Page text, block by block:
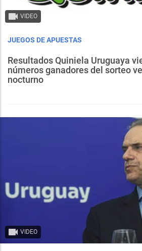
VIDEO
JUEGOS DE APUESTAS
Resultados Quiniela Uruguaya
números ganadores del sorteo
nocturno
VIDEO